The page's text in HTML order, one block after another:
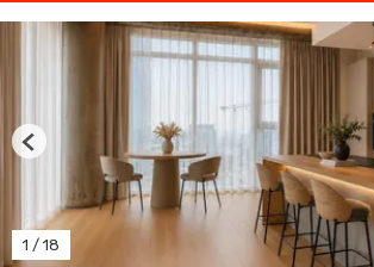
1 / 18
Previous